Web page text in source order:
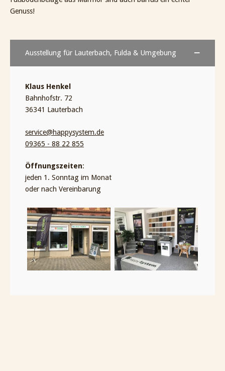
Genuss!
Ausstellung für Lauterbach, Fulda & Umgebung
Klaus Henkel
Bahnhofstr. 72
36341 Lauterbach
service@happysystem.de
09365 - 88 22 855
Öffnungszeiten:
jeden 1. Sonntag im Monat
oder nach Vereinbarung